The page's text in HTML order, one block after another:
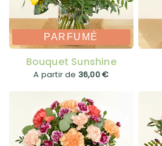
PARFUMÉ
Bouquet Sunshine
A partir de 36,00 €